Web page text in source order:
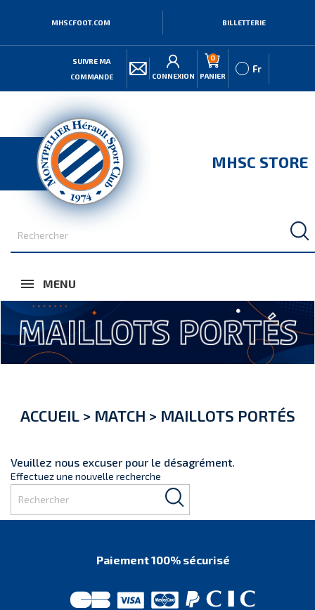
MHSCFOOT.COM BILLETTERIE
SUIVRE MA
COMMANDE
CONNEXION
0
PANIER
Fr
MHSC STORE
MENU
ACCUEIL> MATCH > MAILLOTS PORTÉS
Veuillez nous excuser pour le désagrément.
Effectuez une nouvelle recherche
Paiement 100% sécurisé